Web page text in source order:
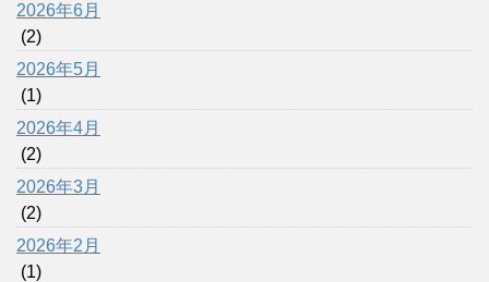
2026年6月
(2)
2026年5月
(1)
2026年4月
(2)
2026年3月
(2)
2026年2月
(1)